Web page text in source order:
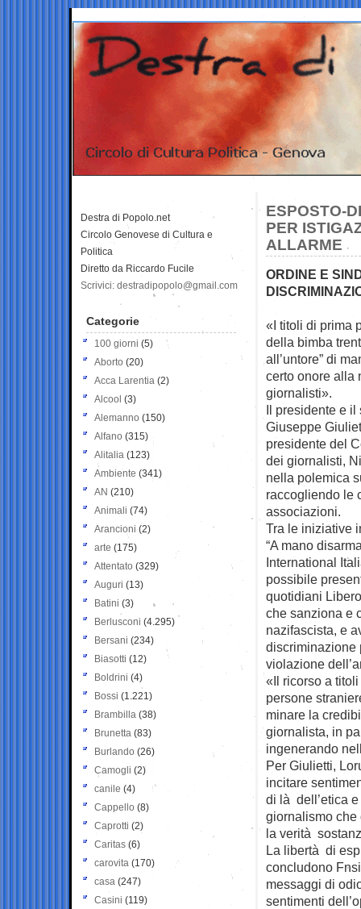
ESPOSTO-
PER
ALLARME
ORDINE E
«I titoli di prima
della bimba
all’untore” di
certo onore alla
giornalisti».
Il presidente e
Giuseppe
presidente del
dei giornalisti,
nella polemica
raccogliendo le
associazioni.
Tra le iniziative
“A mano
International
possibile
quotidiani
che sanziona e
nazifascista, e
discriminazione
violazione
«Il ricorso a
persone
minare la
giornalista, in
ingenerando
Per Giulietti,
incitare
di là dell’etica
giornalismo che
la verità
La libertà di
concludono
messaggi di
sentimenti
Destra di Popolo.net
Circolo Genovese di Cultura e
Politica
Diretto da Riccardo Fucile
Scrivici: destradipopolo@gmail.com
Categorie
100 giorni (5)
Aborto (20)
Acca Larentia (2)
Alcool (3)
Alemanno (150)
Alfano (315)
Alitalia (123)
Ambiente (341)
AN (210)
Animali (74)
Arancioni (2)
arte (175)
Attentato (329)
Auguri (13)
Batini (3)
Berlusconi (4.295)
Bersani (234)
Biasotti (12)
Boldrini (4)
Bossi (1.221)
Brambilla (38)
Brunetta (83)
Burlando (26)
Camogli (2)
canile (4)
Cappello (8)
Caprotti (2)
Caritas (6)
carovita (170)
casa (247)
Casini (119)